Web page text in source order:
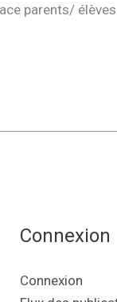
parents/
Connexion
Connexion